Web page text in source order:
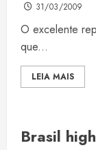
31/03/2009
O excelente
que...
LEIA MAIS
Brasil